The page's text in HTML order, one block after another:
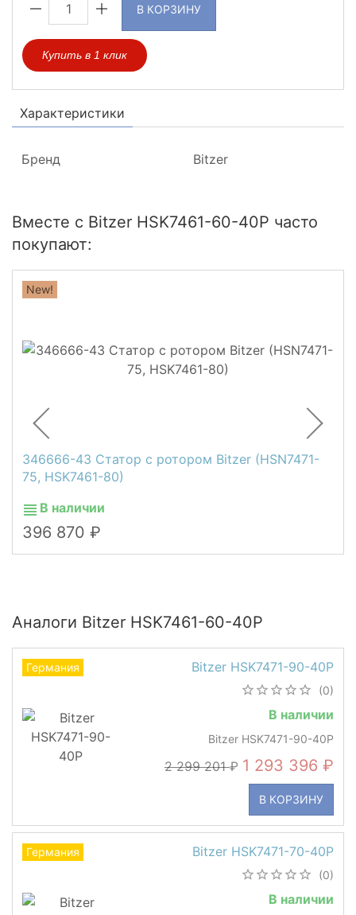
В КОРЗИНУ
Купить в 1 клик
Характеристики
Бренд Bitzer
Вместе с Bitzer HSK7461-60-40P часто
покупают:
346666-43 Статор с ротором Bitzer (HSN7471-
75, HSK7461-80)
В наличии
396 870
New!
Аналоги Bitzer HSK7461-60-40P
Bitzer HSK7471-90-40P
(0)
В наличии
Bitzer HSK7471-90-40P
2 299 201 1 293 396
В КОРЗИНУ
Германия
Bitzer HSK7471-70-40P
(0)
В наличии
Германия